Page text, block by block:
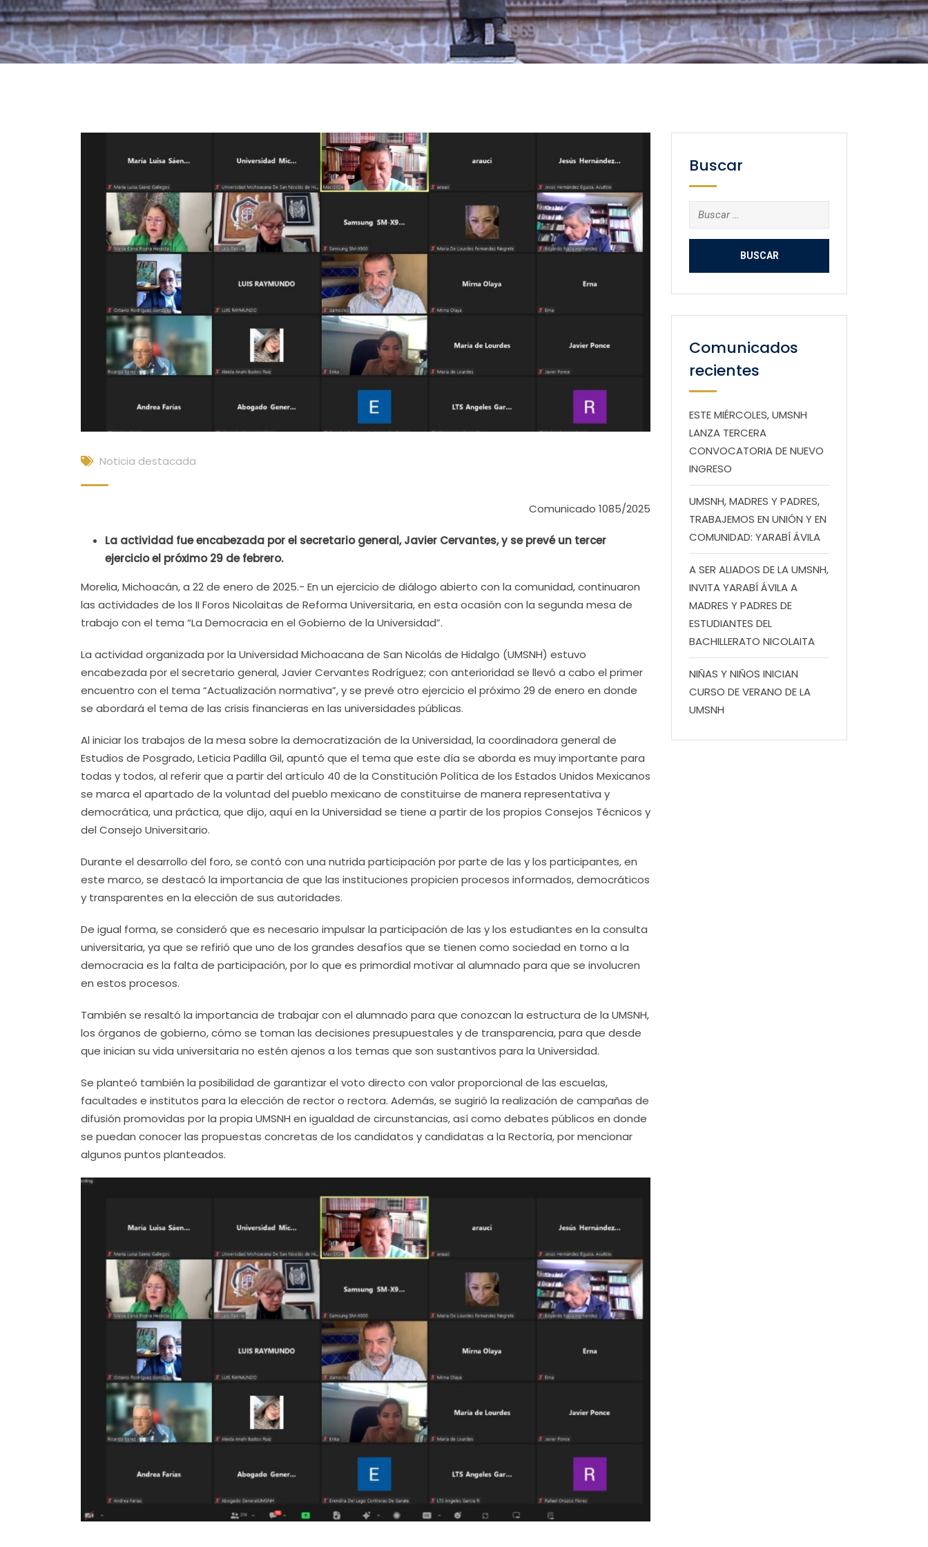
Noticia destacada
Comunicado 1085/2025
La actividad fue encabezada por el secretario general, Javier Cervantes, y se prevé un tercer
ejercicio el próximo 29 de febrero.
Morelia, Michoacán, a 22 de enero de 2025.- En un ejercicio de diálogo abierto con la comunidad, continuaron
las actividades de los II Foros Nicolaitas de Reforma Universitaria, en esta ocasión con la segunda mesa de
trabajo con el tema “La Democracia en el Gobierno de la Universidad”.
La actividad organizada por la Universidad Michoacana de San Nicolás de Hidalgo (UMSNH) estuvo
encabezada por el secretario general, Javier Cervantes Rodríguez; con anterioridad se llevó a cabo el primer
encuentro con el tema “Actualización normativa”, y se prevé otro ejercicio el próximo 29 de enero en donde
se abordará el tema de las crisis financieras en las universidades públicas.
Al iniciar los trabajos de la mesa sobre la democratización de la Universidad, la coordinadora general de
Estudios de Posgrado, Leticia Padilla Gil, apuntó que el tema que este día se aborda es muy importante para
todas y todos, al referir que a partir del artículo 40 de la Constitución Política de los Estados Unidos Mexicanos
se marca el apartado de la voluntad del pueblo mexicano de constituirse de manera representativa y
democrática, una práctica, que dijo, aquí en la Universidad se tiene a partir de los propios Consejos Técnicos y
del Consejo Universitario.
Durante el desarrollo del foro, se contó con una nutrida participación por parte de las y los participantes, en
este marco, se destacó la importancia de que las instituciones propicien procesos informados, democráticos
y transparentes en la elección de sus autoridades.
De igual forma, se consideró que es necesario impulsar la participación de las y los estudiantes en la consulta
universitaria, ya que se refirió que uno de los grandes desafíos que se tienen como sociedad en torno a la
democracia es la falta de participación, por lo que es primordial motivar al alumnado para que se involucren
en estos procesos.
También se resaltó la importancia de trabajar con el alumnado para que conozcan la estructura de la UMSNH,
los órganos de gobierno, cómo se toman las decisiones presupuestales y de transparencia, para que desde
que inician su vida universitaria no estén ajenos a los temas que son sustantivos para la Universidad.
Se planteó también la posibilidad de garantizar el voto directo con valor proporcional de las escuelas,
facultades e institutos para la elección de rector o rectora. Además, se sugirió la realización de campañas de
difusión promovidas por la propia UMSNH en igualdad de circunstancias, así como debates públicos en donde
se puedan conocer las propuestas concretas de los candidatos y candidatas a la Rectoría, por mencionar
algunos puntos planteados.
Buscar
Buscar:
Comunicados
recientes
ESTE MIÉRCOLES, UMSNH
LANZA TERCERA
CONVOCATORIA DE NUEVO
INGRESO
UMSNH, MADRES Y PADRES,
TRABAJEMOS EN UNIÓN Y EN
COMUNIDAD: YARABÍ ÁVILA
A SER ALIADOS DE LA UMSNH,
INVITA YARABÍ ÁVILA A
MADRES Y PADRES DE
ESTUDIANTES DEL
BACHILLERATO NICOLAITA
NIÑAS Y NIÑOS INICIAN
CURSO DE VERANO DE LA
UMSNH